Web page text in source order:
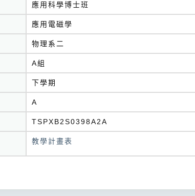
應用科學博士班
應用電磁學
物理系二
A組
下學期
A
TSPXB2S0398A2A
教學計畫表